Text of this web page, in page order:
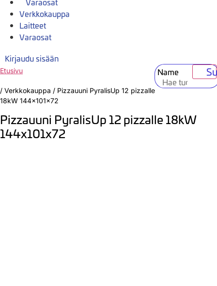
Verkkokauppa
Laitteet
Varaosat
Kirjaudu sisään
Name
Etusivu
/ Verkkokauppa / Pizzauuni PyralisUp 12 pizzalle
18kW 144x101x72
Pizzauuni PyralisUp 12 pizzalle 18kW
144x101x72